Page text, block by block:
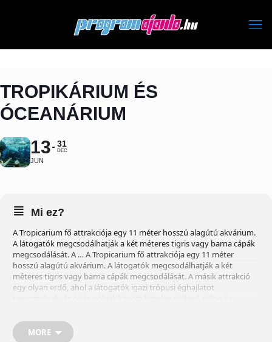
TROPIKÁRIUM ÉS
ÓCEANÁRIUM
13
JUN
31
DEC
Mi ez?
A Tropicarium fő attrakciója egy 11 méter hosszú alagútú akvárium.
A látogatók megcsodálhatják a két méteres tigris vagy barna cápák
megcsodálását. A … A Tropicarium fő attrakciója egy 11 méter
hosszú alagútú akvárium. A látogatók megcsodálhatják a két
méteres tigris vagy barna cápák megcsodálását. A másik attrakció
egy olyan erdő, ahol a látogatók igazi trópusi éghajlatot
esőre, amely alatt az erdő minden lakója életre kel. Ez egy izgalmas
élmény. A trópusokon trópusi és óceáni állatok, egzotikus madarak,
MORE